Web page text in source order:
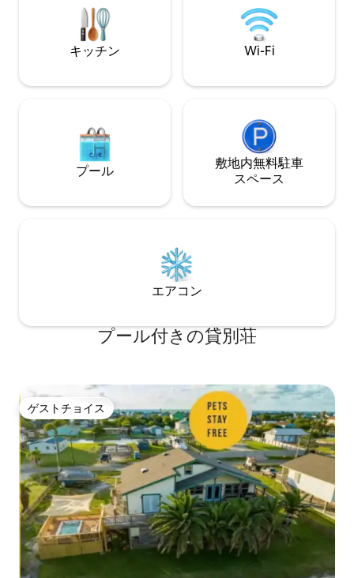
2室、フルトイレ2室。 ボートをお持ちの
場合は、詳細についてメッセージをお送
りください。 4戸先にも2つ目のコンドミ
ニアムがあります。人数が多い場合はお
ーチエントリープ
地内にバスルーム
まで車で5分、
す。
キッチン Wi-Fi
プール
敷地内無料駐⁠車
ス⁠ペ⁠ー⁠ス
エアコン
プール付きの貸別荘
ゲストチョイス
ゲストチョイス